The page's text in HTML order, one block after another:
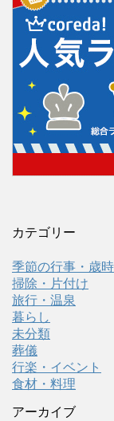
カテゴリー
季節の行事・歳時
掃除・片付け
旅行・温泉
暮らし
未分類
葬儀
行楽・イベント
食材・料理
アーカイブ